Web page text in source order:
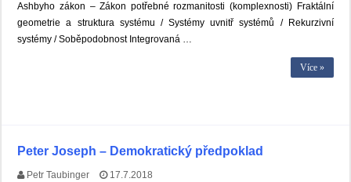
Ashbyho zákon – Zákon potřebné rozmanitosti (komplexnosti) Fraktální
geometrie a struktura systému / Systémy uvnitř systémů / Rekurzivní
systémy / Soběpodobnost Integrovaná …
Více »
Peter Joseph – Demokratický předpoklad
Petr Taubinger 17.7.2018